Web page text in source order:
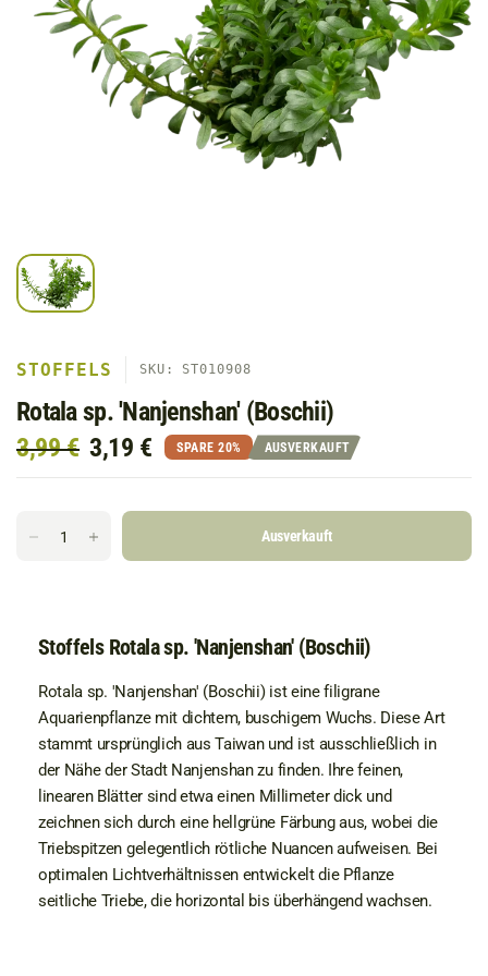
STOFFELS SKU: ST010908
Rotala sp. 'Nanjenshan' (Boschii)
3,99 € 3,19 € SPARE 20% AUSVERKAUFT
Ausverkauft
Stoffels Rotala sp. 'Nanjenshan' (Boschii)
Rotala sp. 'Nanjenshan' (Boschii) ist eine filigrane
Aquarienpflanze mit dichtem, buschigem Wuchs. Diese Art
stammt ursprünglich aus Taiwan und ist ausschließlich in
der Nähe der Stadt Nanjenshan zu finden. Ihre feinen,
linearen Blätter sind etwa einen Millimeter dick und
zeichnen sich durch eine hellgrüne Färbung aus, wobei die
Triebspitzen gelegentlich rötliche Nuancen aufweisen. Bei
optimalen Lichtverhältnissen entwickelt die Pflanze
seitliche Triebe, die horizontal bis überhängend wachsen.